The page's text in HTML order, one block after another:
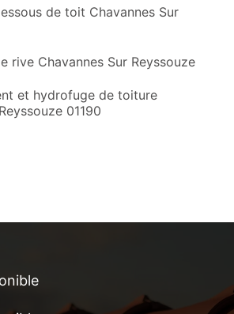
de toit Chavannes Sur
rive Chavannes Sur Reyssouze
et hydrofuge de toiture
01190